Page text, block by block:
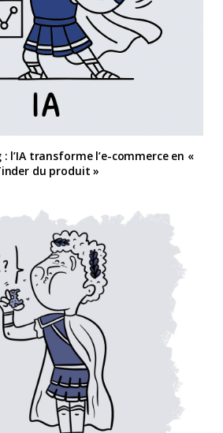
l’IA transforme l’e-commerce en «
du produit »